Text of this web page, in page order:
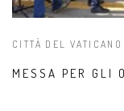
CITTÀ DEL
MESSA PER GLI